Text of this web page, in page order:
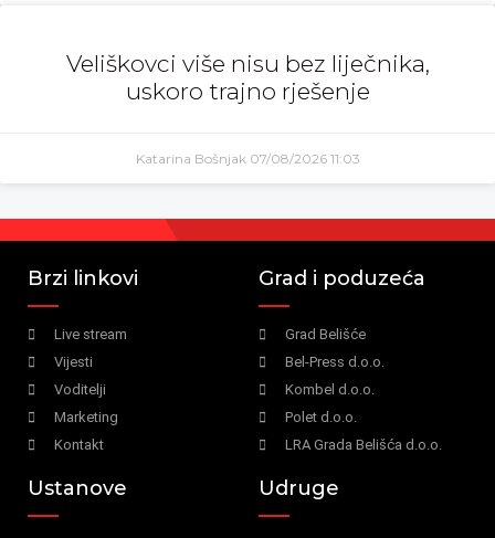
Veliškovci više nisu bez liječnika,
uskoro trajno rješenje
Katarina Bošnjak 07/08/2026 11:03
Brzi linkovi
Live stream
Vijesti
Voditelji
Marketing
Kontakt
Grad i poduzeća
Grad Belišće
Bel-Press d.o.o.
Kombel d.o.o.
Polet d.o.o.
LRA Grada Belišća d.o.o.
Ustanove Udruge